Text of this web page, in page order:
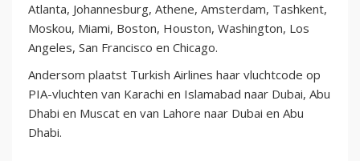
Atlanta, Johannesburg, Athene, Amsterdam, Tashkent,
Moskou, Miami, Boston, Houston, Washington, Los
Angeles, San Francisco en Chicago.
Andersom plaatst Turkish Airlines haar vluchtcode op
PIA-vluchten van Karachi en Islamabad naar Dubai, Abu
Dhabi en Muscat en van Lahore naar Dubai en Abu
Dhabi.